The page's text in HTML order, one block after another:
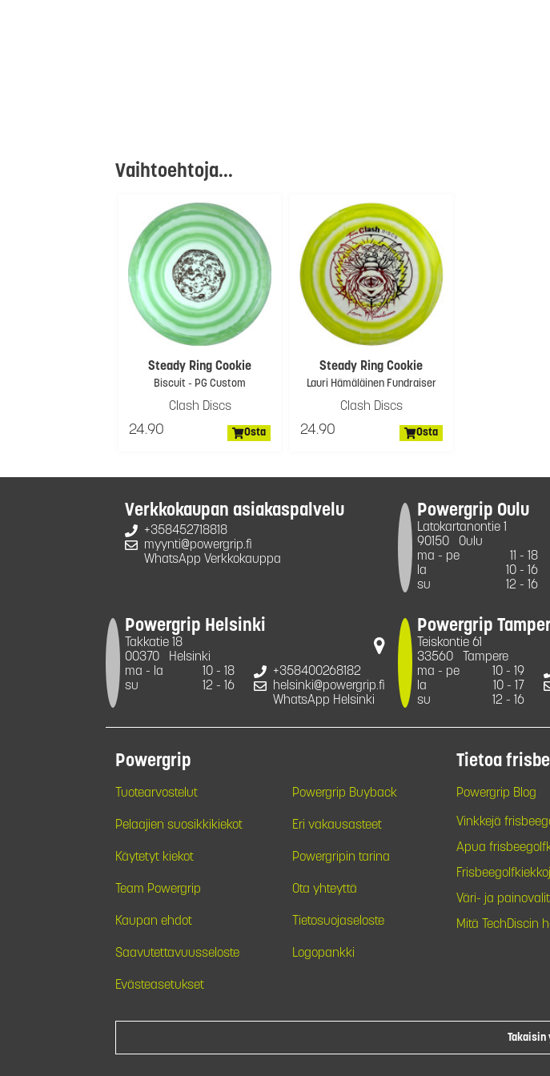
Vaihtoehtoja...
Steady Ring Cookie
Biscuit - PG Custom
Clash Discs
24.90 Osta
Steady Ring Cookie
Lauri Hämäläinen Fundraiser
Clash Discs
24.90 Osta
Verkkokaupan asiakaspalvelu
+358452718818
myynti@powergrip.fi
WhatsApp Verkkokauppa
Powergrip Oulu
Latokartanontie 1
90150
Oulu
ma - pe
11 - 18
la
10 - 16
su
12 - 16
Powergrip Helsinki
Takkatie 18
00370
Helsinki
ma - la
10 - 18
su
12 - 16
+358400268182
helsinki@powergrip.fi
WhatsApp Helsinki
Powergrip
Teiskontie 61
33560
Tampere
ma - pe
10 - 19
la
10 - 17
su
12 - 16
Powergrip
Tuotearvostelut Powergrip Buyback
Pelaajien suosikkikiekot Eri vakausasteet
Käytetyt kiekot Powergripin tarina
Team Powergrip Ota yhteyttä
Kaupan ehdot Tietosuojaseloste
Saavutettavuusseloste Logopankki
Evästeasetukset
Tietoa
Powergrip Blog
Vinkkejä
Apua
Väri- ja
Mitä TechDiscin
Takaisin